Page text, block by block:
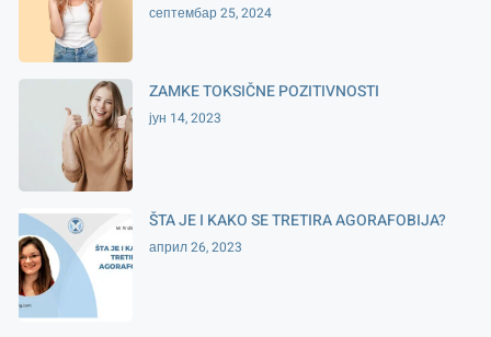
септембар 25, 2024
ZAMKE TOKSIČNE POZITIVNOSTI
јун 14, 2023
ŠTA JE I KAKO SE TRETIRA AGORAFOBIJA?
април 26, 2023